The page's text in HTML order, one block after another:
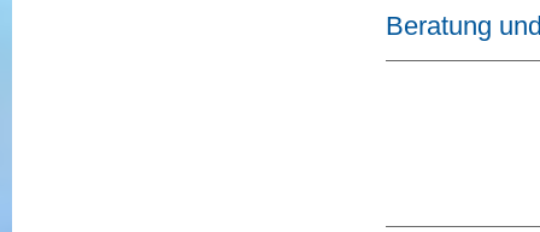
Beratung